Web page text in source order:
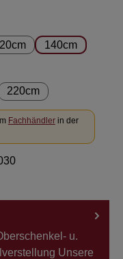
140cm
220cm
Fachhändlerin der
u.
Unsere